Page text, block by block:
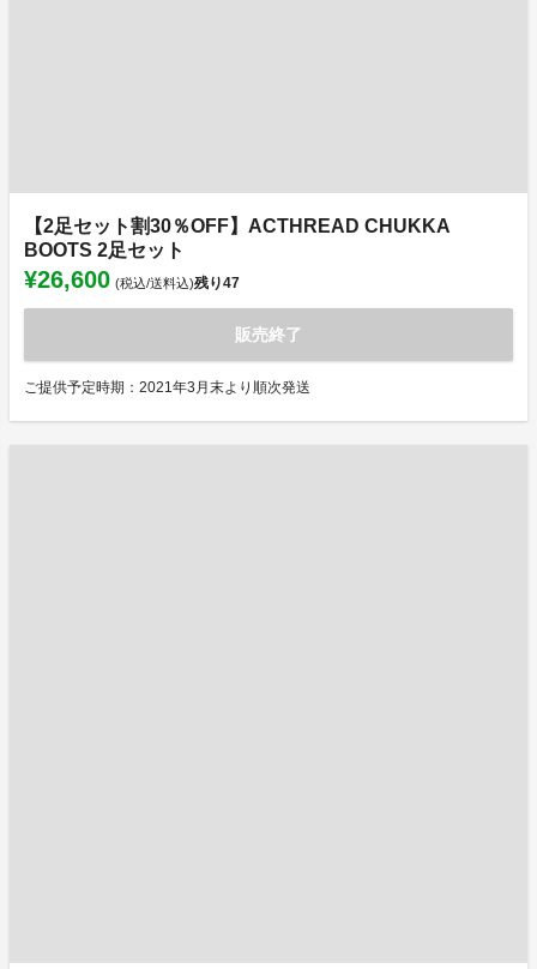
【2足セット割30％OFF】ACTHREAD CHUKKA
BOOTS 2足セット
¥26,600 (税込/送料込)残り47
販売終了
ご提供予定時期：2021年3月末より順次発送